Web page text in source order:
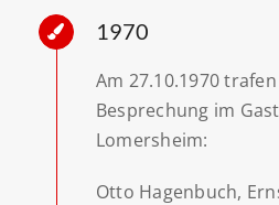
1970
Am 27.10.1970
Besprechung im
Lomersheim:
Otto Hagenbuch,